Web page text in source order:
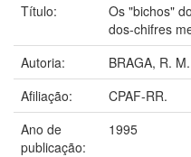
Título:
Os "bichos"
dos-chifres
Autoria:
BRAGA, R. M.
Afiliação:
CPAF-RR.
Ano de
publicação:
1995